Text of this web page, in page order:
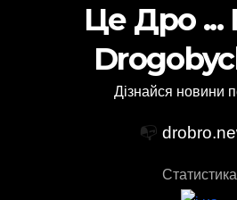
Це Дро ...
Дізнайся новини
📭
Статистика